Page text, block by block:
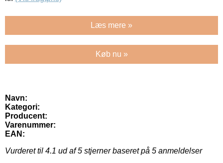
Læs mere »
Køb nu »
Navn:
Kategori:
Producent:
Varenummer:
EAN:
Vurderet til 4.1 ud af 5 stjerner baseret på 5 anmeldelser